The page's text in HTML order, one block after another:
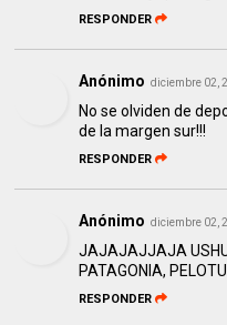
RESPONDER
Anónimo diciembre 02,
No se olviden de
de la margen sur!!!
RESPONDER
Anónimo diciembre 02,
JAJAJAJJAJA
PATAGONIA,
RESPONDER